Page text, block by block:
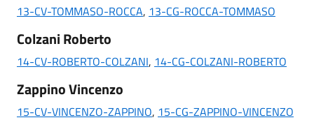
13-CV-TOMMASO-ROCCA, 13-CG-ROCCA-TOMMASO
Colzani Roberto
14-CV-ROBERTO-COLZANI, 14-CG-COLZANI-ROBERTO
Zappino Vincenzo
15-CV-VINCENZO-ZAPPINO, 15-CG-ZAPPINO-VINCENZO